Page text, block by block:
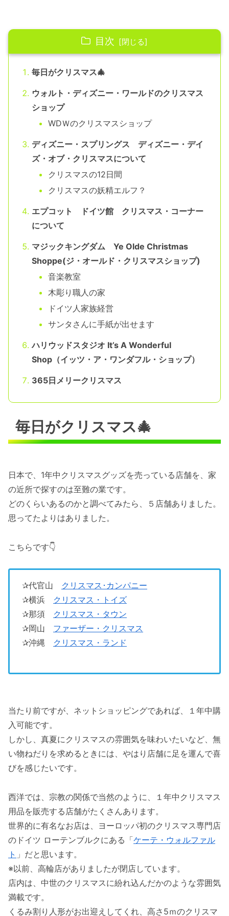
目次
毎日がクリスマス🎄
ウォルト・ディズニー・ワールドのクリスマス
ショップ
WDＷのクリスマスショップ
ディズニー・スプリングス ディズニー・デイ
ズ・オブ・クリスマスについて
クリスマスの12日間
クリスマスの妖精エルフ？
エプコット ドイツ館 クリスマス・コーナー
について
マジックキングダム Ye Olde Christmas
Shoppe(ジ・オールド・クリスマスショップ)
音楽教室
木彫り職人の家
ドイツ人家族経営
サンタさんに手紙が出せます
ハリウッドスタジオ It’s A Wonderful
Shop（イッツ・ア・ワンダフル・ショップ）
365日メリークリスマス
毎日がクリスマス🎄
日本で、1年中クリスマスグッズを売っている店舗を、家
の近所で探すのは至難の業です。
どのくらいあるのかと調べてみたら、５店舗ありました。
思ってたよりはありました。
こちらです👇
✰代官山 クリスマス･カンパニー
✰横浜 クリスマス・トイズ
✰那須 クリスマス・タウン
✰岡山 ファーザー・クリスマス
✰沖縄 クリスマス・ランド
当たり前ですが、ネットショッピングであれば、１年中購
入可能です。
しかし、真夏にクリスマスの雰囲気を味わいたいなど、無
い物ねだりを求めるときには、やはり店舗に足を運んで喜
びを感じたいです。
西洋では、宗教の関係で当然のように、１年中クリスマス
用品を販売する店舗がたくさんあります。
世界的に有名なお店は、ヨーロッパ初のクリスマス専門店
のドイツ ローテンブルクにある「ケーテ・ウォルファル
ト 」だと思います。
※以前、高輪店がありましたが閉店しています。
店内は、中世のクリスマスに紛れ込んだかのような雰囲気
満載です。
くるみ割り人形がお出迎えしてくれ、高さ5ｍのクリスマ